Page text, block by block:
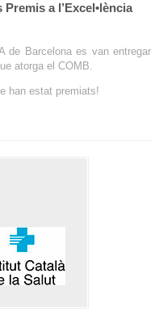
a l’Excel•lència
de Barcelona es van entregar
atorga el COMB.
han estat premiats!